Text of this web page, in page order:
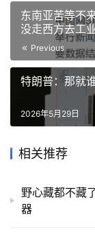
东南亚苦等不
没走西方去工
Previous
特朗普：那就
2026年5月29日
相关推荐
野心藏都不藏
器